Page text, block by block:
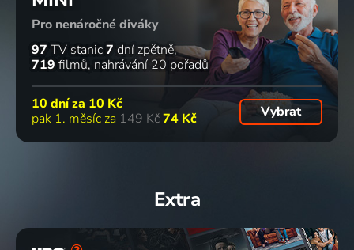
Pro nenáročné diváky
97 TV stanic7 dní zpětně
719 filmů nahrávání 20 pořadů
10 dní za 10 Kč
pak 1. měsíc za 149 Kč74 Kč Vybrat
Extra